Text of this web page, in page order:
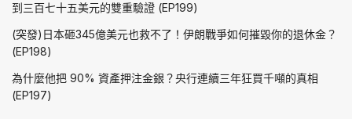
到三百七十五美元的雙重驗證 (EP199)
(突發)日本砸345億美元也救不了！伊朗戰爭如何摧毀你的退休金？
(EP198)
為什麼他把 90% 資產押注金銀？央行連續三年狂買千噸的真相
(EP197)